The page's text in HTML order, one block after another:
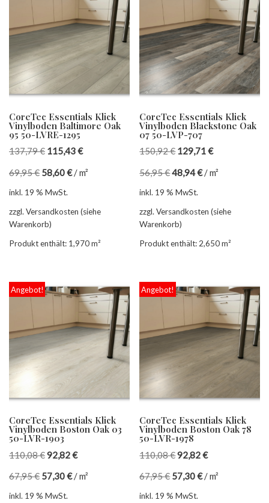
CoreTec Essentials Klick
Vinylboden Baltimore Oak
95 50-LVRE-1295
137,79€ 115,43€
69,95€ 58,60€/m²
inkl. 19 % MwSt.
zzgl. Versandkosten (siehe
Warenkorb)
Produkt enthält: 1,970m²
CoreTec Essentials Klick
Vinylboden Blackstone Oak
07 50-LVP-707
150,92€ 129,71€
56,95€48,94€/m²
inkl. 19 % MwSt.
zzgl. Versandkosten (siehe
Warenkorb)
Produkt enthält: 2,650m²
Angebot!
CoreTec Essentials Klick
Vinylboden Boston Oak 03
50-LVR-1903
110,08€92,82€
67,95€ 57,30€/m²
inkl. 19 % MwSt.
Angebot!
CoreTec Essentials Klick
Vinylboden Boston Oak 78
50-LVR-1978
110,08€92,82€
67,95€ 57,30€/m²
inkl. 19 % MwSt.